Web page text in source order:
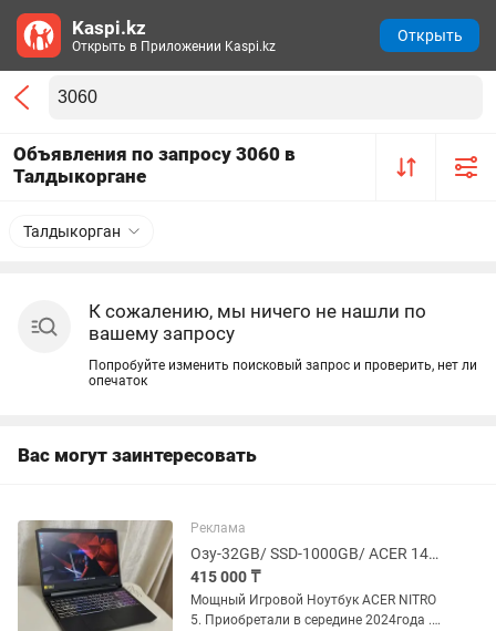
Объявления по запросу 3060 в
Талдыкоргане
Талдыкорган
К сожалению, мы ничего не нашли по
вашему запросу
Попробуйте изменить поисковый запрос и проверить, нет ли
опечаток
Вас могут заинтересовать
Реклама
Озу-32GB/ SSD-1000GB/ ACER 144Герц/ Игровой Ноутбук
415 000 ₸
Мощный Игровой Ноутбук ACER NITRO
5. Приобретали в середине 2024года .
Kaspi.kz
Открыть в Приложении Kaspi.kz
Открыть